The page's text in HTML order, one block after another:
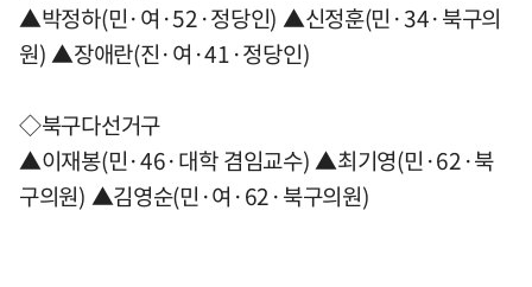
▲박정하(민·여·52·정당인) ▲신정훈(민·34·북구의
원) ▲장애란(진·여·41·정당인)
◇북구다선거구
▲이재봉(민·46·대학 겸임교수) ▲최기영(민·62·북
구의원) ▲김영순(민·여·62·북구의원)